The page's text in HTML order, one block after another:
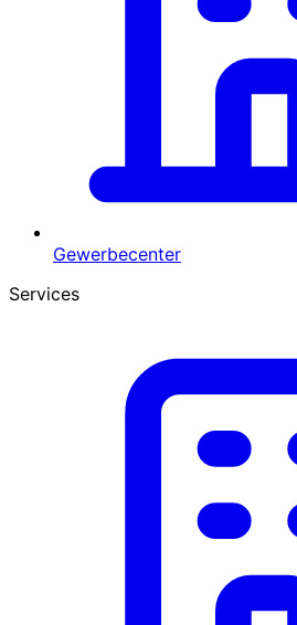
Gewerbecenter
Services